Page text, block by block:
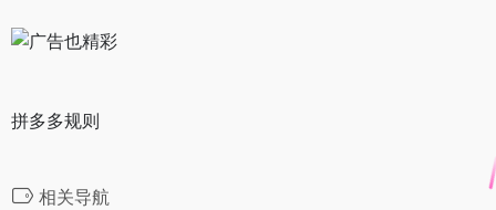
拼多多规则
相关导航